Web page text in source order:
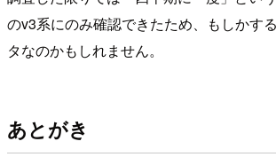
のv3系にのみ確認できたため、もしかす
タなのかもしれません。
あとがき